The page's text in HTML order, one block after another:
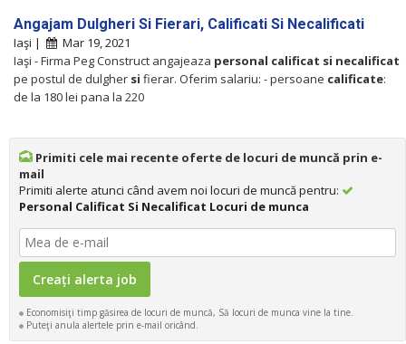
Angajam Dulgheri Si Fierari, Calificati Si Necalificati
Iaşi |
Mar 19, 2021
Iaşi - Firma Peg Construct angajeaza personal calificat si necalificat
pe postul de dulgher si fierar. Oferim salariu: - persoane calificate:
de la 180 lei pana la 220
Primiti cele mai recente oferte de locuri de muncă prin e-
mail
Primiti alerte atunci când avem noi locuri de muncă pentru:
Personal Calificat Si Necalificat Locuri de munca
Economisiţi timp găsirea de locuri de muncă, Să locuri de munca vine la tine.
Puteţi anula alertele prin e-mail oricând.